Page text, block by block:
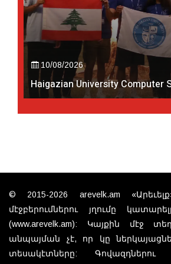
10/08/2026
Haigazian University Computer
© 2015-2026 arevelk.am
մէջբերումներու յղումը
(www.arevelk.am): Կայքին մէջ
անպայման չէ, որ կը
տեսակէտները: Գովազդներու